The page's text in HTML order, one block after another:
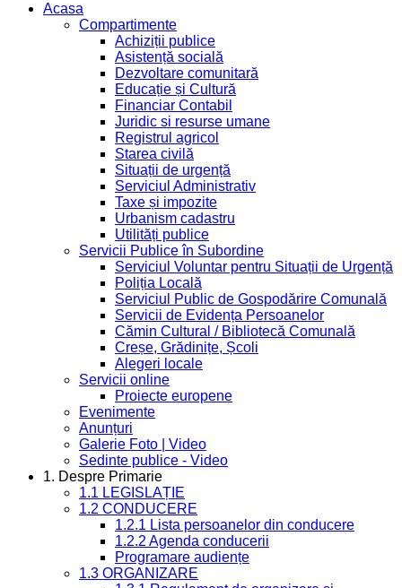
Acasa
Compartimente
Achiziții publice
Asistență socială
Dezvoltare comunitară
Educație și Cultură
Financiar Contabil
Juridic si resurse umane
Registrul agricol
Starea civilă
Situații de urgență
Serviciul Administrativ
Taxe și impozite
Urbanism cadastru
Utilități publice
Servicii Publice în Subordine
Serviciul Voluntar pentru Situații de Urgență
Poliția Locală
Serviciul Public de Gospodărire Comunală
Servicii de Evidența Persoanelor
Cămin Cultural / Bibliotecă Comunală
Creșe, Grădinițe, Școli
Alegeri locale
Servicii online
Proiecte europene
Evenimente
Anunțuri
Galerie Foto | Video
Sedinte publice - Video
1. Despre Primarie
1.1 LEGISLAȚIE
1.2 CONDUCERE
1.2.1 Lista persoanelor din conducere
1.2.2 Agenda conducerii
Programare audiențe
1.3 ORGANIZARE